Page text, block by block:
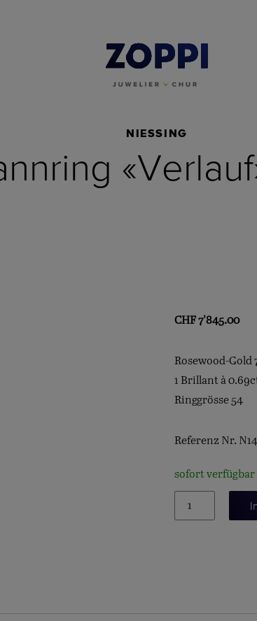
NIESSING
CHF7'845.00
Rosewood-Gold
1 Brillant à
Ringgrösse 54
Referenz Nr.
sofort verfügbar
"Verlauf"